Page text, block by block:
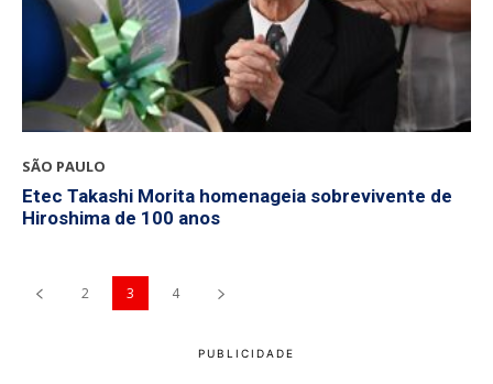
SÃO PAULO
Etec Takashi Morita homenageia sobrevivente de
Hiroshima de 100 anos
2 3 4